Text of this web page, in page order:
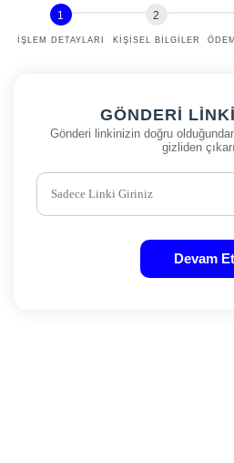
İŞLEM DETAYLARI KIŞISEL BILGILER
GÖNDERI
Gönderi linkinizin doğru
gizliden
Devam Et